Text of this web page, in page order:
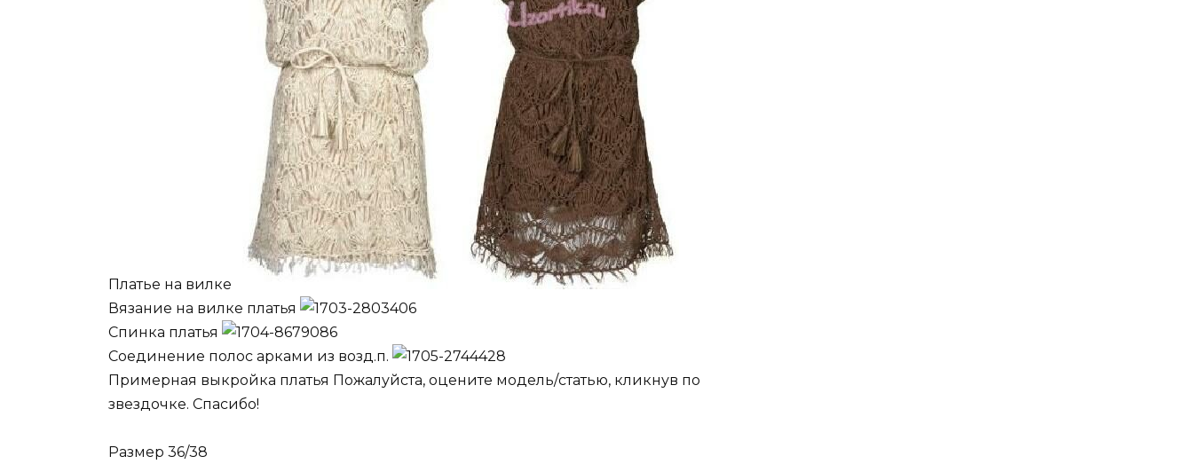
Платье на вилке
Вязание на вилке платья
Спинка платья
Соединение полос арками из возд.п.
Примерная выкройка платья Пожалуйста, оцените модель/статью, кликнув по
звездочке. Спасибо!
Размер 36/38